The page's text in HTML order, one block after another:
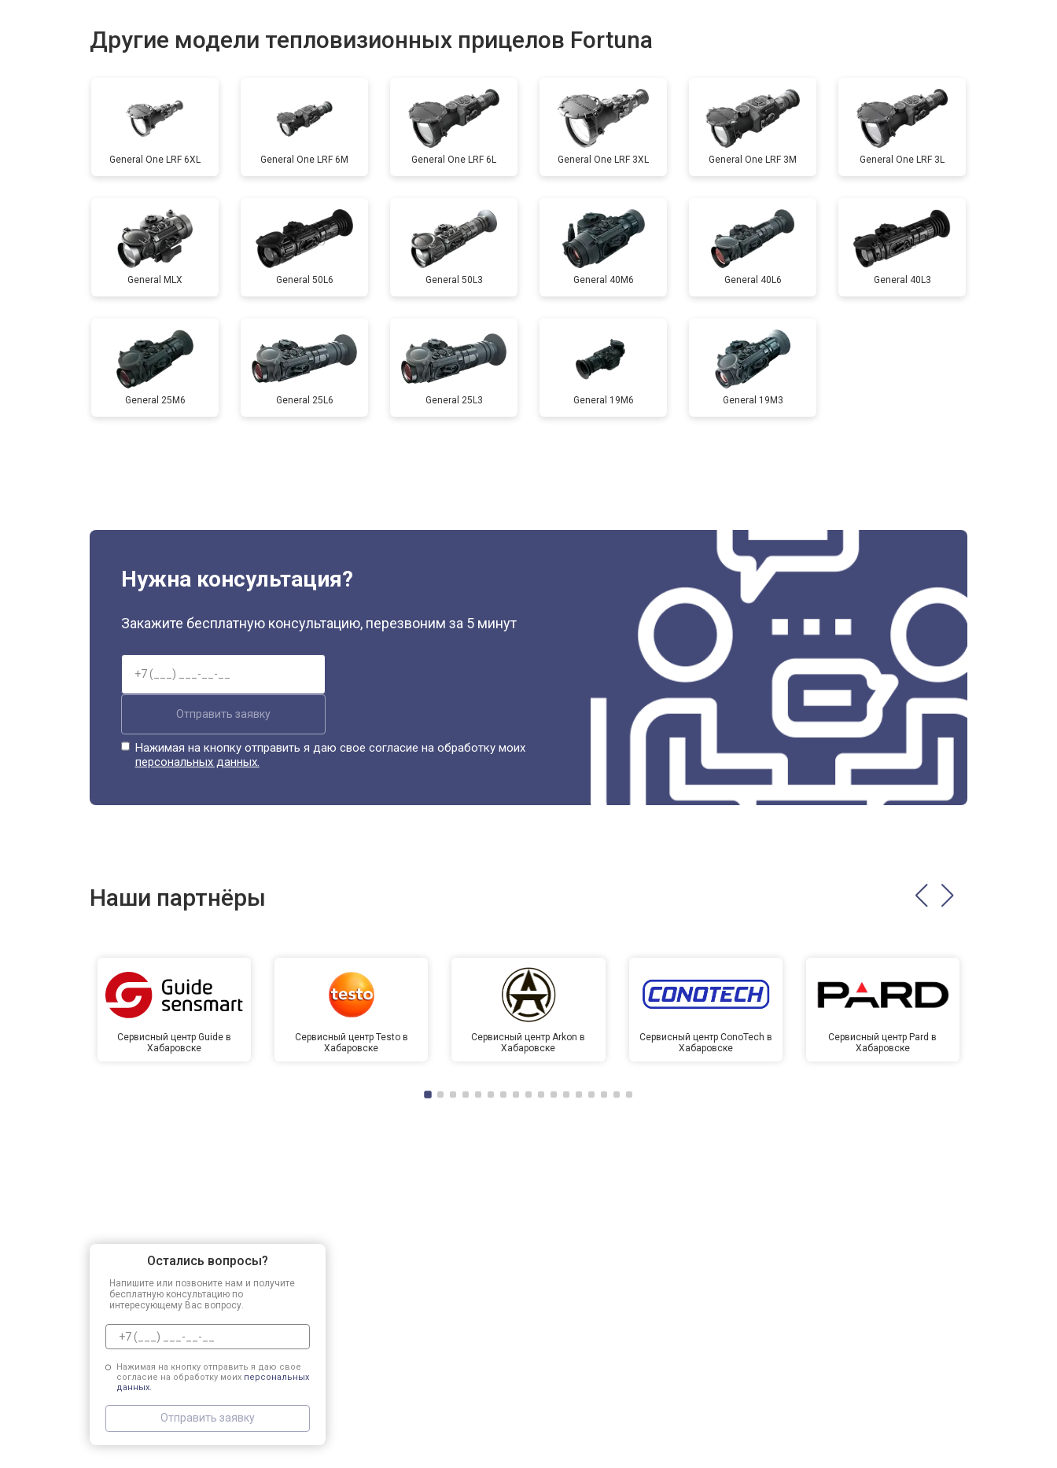
Другие модели тепловизионных прицелов Fortuna
General One LRF 6XL General One LRF 6M General One LRF 6L General One LRF 3XL General One LRF 3M General One LRF 3L
General MLX General 50L6 General 50L3 General 40M6 General 40L6 General 40L3
General 25M6 General 25L6 General 25L3 General 19M6 General 19M3
Нужна консультация?
Закажите бесплатную консультацию, перезвоним за 5 минут
Отправить заявку
Нажимая на кнопку отправить я даю свое согласие на обработку моих
персональных данных.
Наши партнёры
Сервисный центр Guide в
Хабаровске
Сервисный центр Testo в
Хабаровске
Сервисный центр Arkon в
Хабаровске
Сервисный центр ConoTech в
Хабаровске
Сервисный центр Pard в
Хабаровске
Остались вопросы?
Напишите или позвоните нам и получите
бесплатную консультацию по
интересующему Вас вопросу.
Нажимая на кнопку отправить я даю свое
согласие на обработку моих персональных
данных.
Отправить заявку